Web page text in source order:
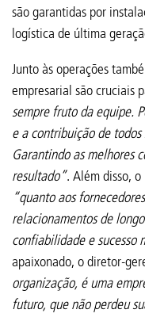
são garantidas por
logística de última
Junto às operações
empresarial são cruciais
sempre fruto da equipe.
e a contribuição de
Garantindo as melhores
resultado”. Além disso,
“quanto aos
relacionamentos de
confiabilidade e sucesso
apaixonado, o diretor-
organização, é uma
futuro, que não perdeu